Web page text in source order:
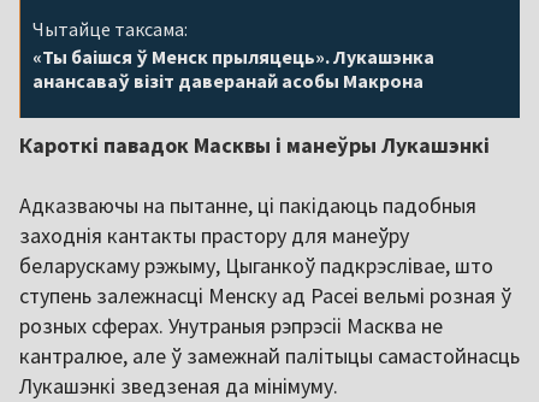
Чытайце таксама:
«Ты баішся ў Менск прыляцець». Лукашэнка
анансаваў візіт даверанай асобы Макрона
Кароткі павадок Масквы і манеўры Лукашэнкі
Адказваючы на пытанне, ці пакідаюць падобныя
заходнія кантакты прастору для манеўру
беларускаму рэжыму, Цыганкоў падкрэслівае, што
ступень залежнасці Менску ад Расеі вельмі розная ў
розных сферах. Унутраныя рэпрэсіі Масква не
кантралюе, але ў замежнай палітыцы самастойнасць
Лукашэнкі зведзеная да мінімуму.